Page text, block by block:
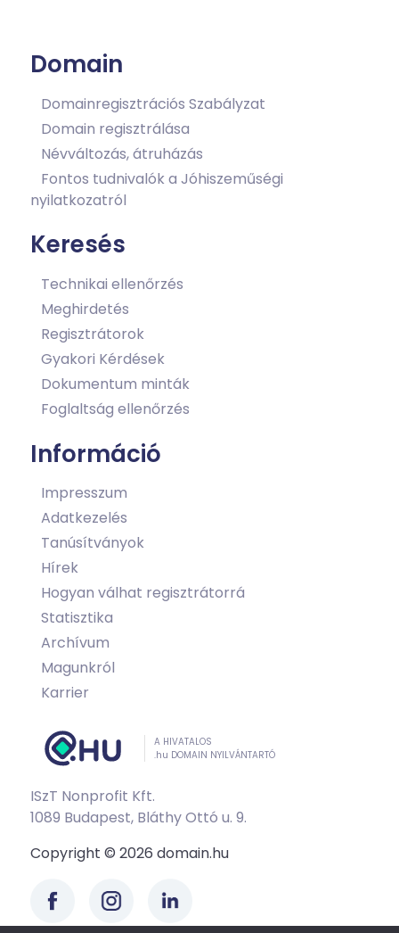
Domain
Domainregisztrációs Szabályzat
Domain regisztrálása
Névváltozás, átruházás
Fontos tudnivalók a Jóhiszeműségi
nyilatkozatról
Keresés
Technikai ellenőrzés
Meghirdetés
Regisztrátorok
Gyakori Kérdések
Dokumentum minták
Foglaltság ellenőrzés
Információ
Impresszum
Adatkezelés
Tanúsítványok
Hírek
Hogyan válhat regisztrátorrá
Statisztika
Archívum
Magunkról
Karrier
A HIVATALOS
.hu DOMAIN NYILVÁNTARTÓ
ISzT Nonprofit Kft.
1089 Budapest, Bláthy Ottó u. 9.
Copyright © 2026 domain.hu